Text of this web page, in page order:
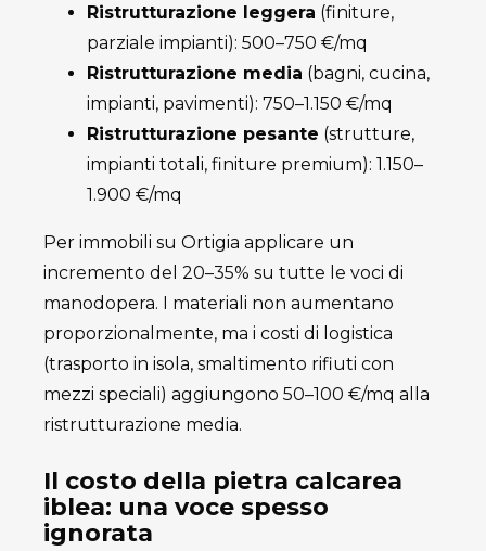
Ristrutturazione leggera (finiture,
parziale impianti): 500–750 €/mq
Ristrutturazione media (bagni, cucina,
impianti, pavimenti): 750–1.150 €/mq
Ristrutturazione pesante (strutture,
impianti totali, finiture premium): 1.150–
1.900 €/mq
Per immobili su Ortigia applicare un
incremento del 20–35% su tutte le voci di
manodopera. I materiali non aumentano
proporzionalmente, ma i costi di logistica
(trasporto in isola, smaltimento rifiuti con
mezzi speciali) aggiungono 50–100 €/mq alla
ristrutturazione media.
Il costo della pietra calcarea
iblea: una voce spesso
ignorata